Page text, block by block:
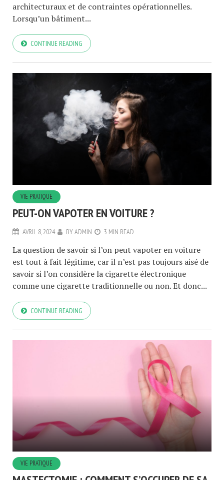
architecturaux et de contraintes opérationnelles.
Lorsqu’un bâtiment...
CONTINUE READING
VIE PRATIQUE
PEUT-ON VAPOTER EN VOITURE ?
AVRIL 8, 2024 BYADMIN 3 MIN READ
La question de savoir si l’on peut vapoter en voiture
est tout à fait légitime, car il n’est pas toujours aisé de
savoir si l’on considère la cigarette électronique
comme une cigarette traditionnelle ou non. Et donc...
CONTINUE READING
VIE PRATIQUE